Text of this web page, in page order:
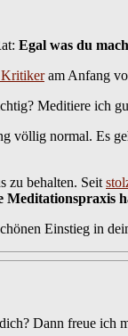
Egal was du
Kritikeram Anfang
Meditiere ich
völlig normal. Es
zu behalten. Seit
Meditationspraxis
Einstieg in
Dann freue ich